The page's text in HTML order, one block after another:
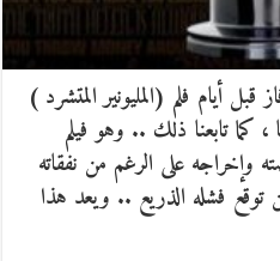
أيام فلم (المليونير المتشرد )
، كما تابعنا ذلك .. وهو فيلم
وإخراجه على الرغم من نفقاته
توقع فشله الذريع .. ويعد هذا